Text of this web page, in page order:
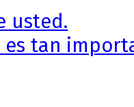
usted.
tan